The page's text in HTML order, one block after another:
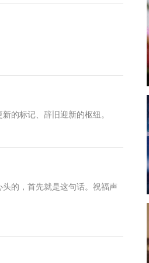
的标记、辞旧迎新的枢纽。
的，首先就是这句话。祝福声